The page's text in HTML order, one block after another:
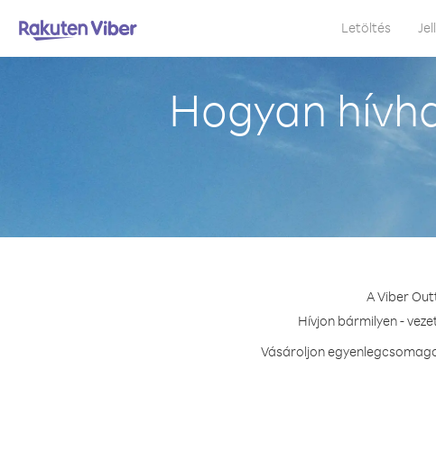
Letöltés
Hogyan
A Viber
Hívjon bármilyen -
Vásároljon